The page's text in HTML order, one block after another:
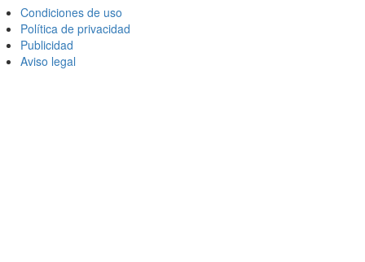
Condiciones de uso
Política de privacidad
Publicidad
Aviso legal